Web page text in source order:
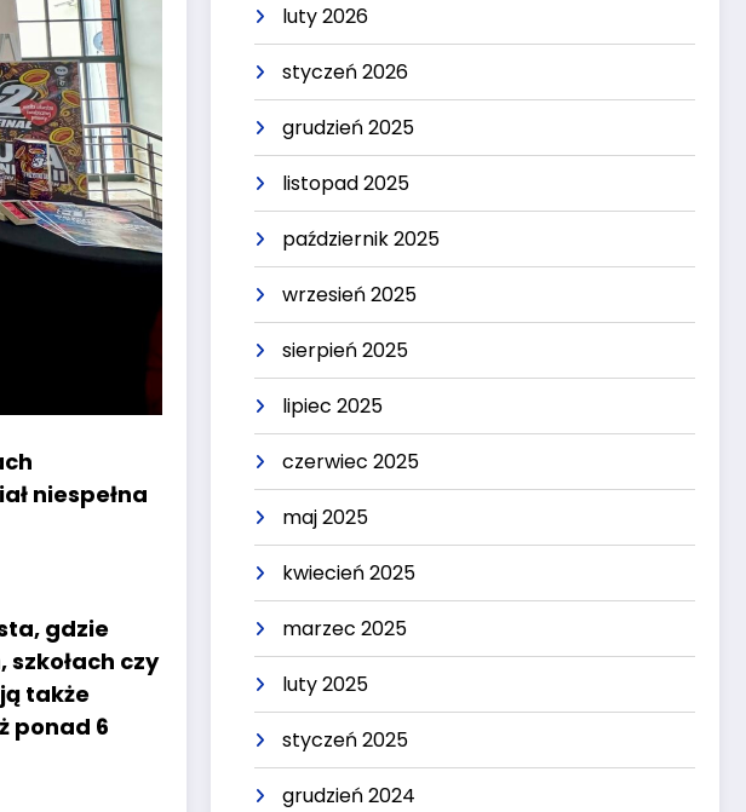
niespełna
gdzie
czy
także
ponad 6
luty 2026
styczeń 2026
grudzień 2025
listopad 2025
październik 2025
wrzesień 2025
sierpień 2025
lipiec 2025
czerwiec 2025
maj 2025
kwiecień 2025
marzec 2025
luty 2025
styczeń 2025
grudzień 2024